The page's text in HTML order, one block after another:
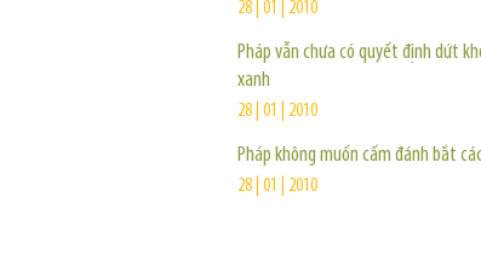
28 | 01 | 2010
Pháp vẫn chưa có quyết định dứt
xanh
28 | 01 | 2010
Pháp không muốn cấm đánh bắt
28 | 01 | 2010